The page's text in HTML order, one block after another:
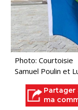
Photo: Courtoisie
Samuel Poulin et
Partager
ma